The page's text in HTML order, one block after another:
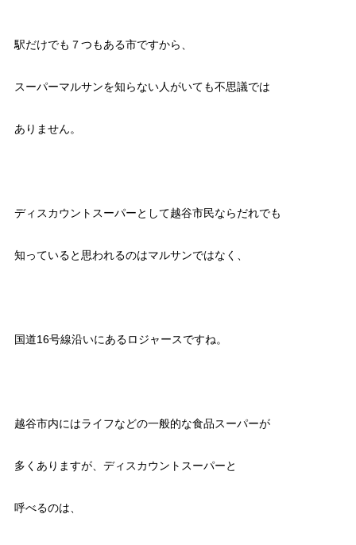
駅だけでも７つもある市ですから、
スーパーマルサンを知らない人がいても不思議では
ありません。
ディスカウントスーパーとして越谷市民ならだれでも
知っていると思われるのはマルサンではなく、
国道16号線沿いにあるロジャースですね。
越谷市内にはライフなどの一般的な食品スーパーが
多くありますが、ディスカウントスーパーと
呼べるのは、